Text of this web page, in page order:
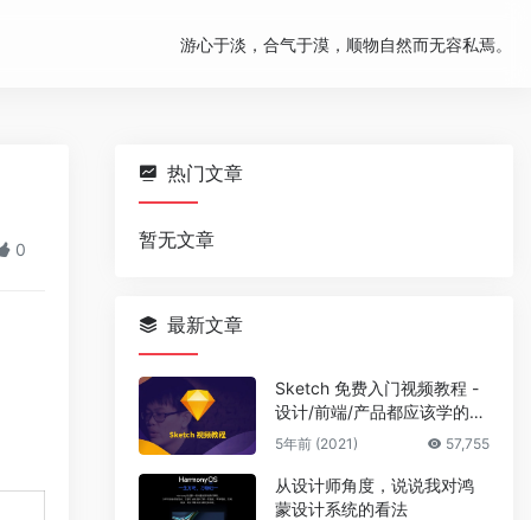
游心于淡，合气于漠，顺物自然而无容私焉。
0
热门文章
暂无文章
最新文章
Sketch 免费入门视频教程 -
设计/前端/产品都应该学的设
计利器
5年前 (2021) 57,755
从设计师角度，说说我对鸿
蒙设计系统的看法